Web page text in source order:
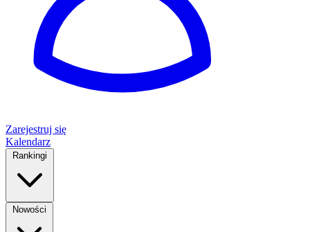
Zarejestruj się
Kalendarz
Rankingi
Nowości